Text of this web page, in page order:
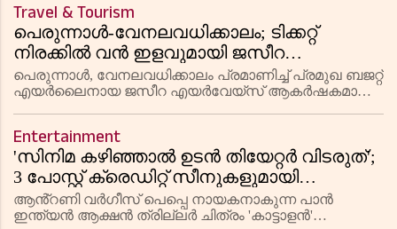
ഔദ്യോഗിക തിരിച്ചറിയൽ രേഖകൾ പരിശോധ
Travel & Tourism
പെരുന്നാൾ-വേനലവധിക്കാലം; ടിക്കറ്റ്
നിരക്കിൽ വൻ ഇളവുമായി ജസീറ
എയർവേയ്‌സ്
പെരുന്നാൾ, വേനലവധിക്കാലം പ്രമാണിച്ച് പ്രമുഖ ബജറ്റ്
എയർലൈനായ ജസീറ എയർവേയ്‌സ് ആകർഷകമായ
കുവൈത്തി ദിനാർ മുതൽ ലഭ്യമാകും. മെയ്
Entertainment
'സിനിമ കഴിഞ്ഞാൽ ഉടൻ തിയേറ്റർ വിടരുത്';
3 പോസ്റ്റ് ക്രെഡിറ്റ് സീനുകളുമായി
ആൻ്റണി വർഗീസിൻ്റെ 'കാട്ടാളൻ'
പെരുന്നാൾ റിലീസായി എത്തും
ആൻ്റണി വർഗീസ് പെപ്പെ നായകനാകുന്ന പാൻ
ഇന്ത്യൻ ആക്ഷൻ ത്രില്ലർ ചിത്രം 'കാട്ടാളൻ'